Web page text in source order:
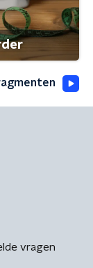
vragen